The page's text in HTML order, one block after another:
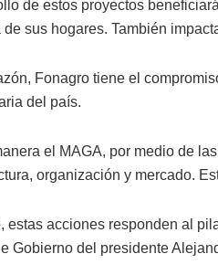
de estos proyectos
de sus hogares. También
Fonagro tiene el
del país.
el MAGA, por medio de
organización y mercado.
estas acciones responden al
Gobierno del presidente